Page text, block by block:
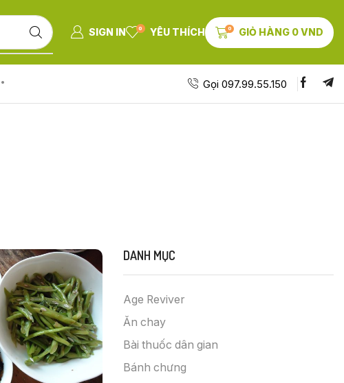
SIGN IN 0 YÊU THÍCH 0 GIỎ HÀNG 0VND
Gọi 097.99.55.150
DANH MỤC
Age Reviver
Ăn chay
Bài thuốc dân gian
Bánh chưng